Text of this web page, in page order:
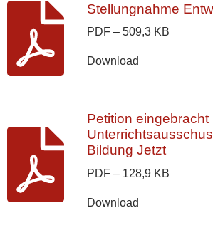
Stellungnahme
PDF – 509,3 KB
Download
Petition eingebracht
Bildung Jetzt
PDF – 128,9 KB
Download